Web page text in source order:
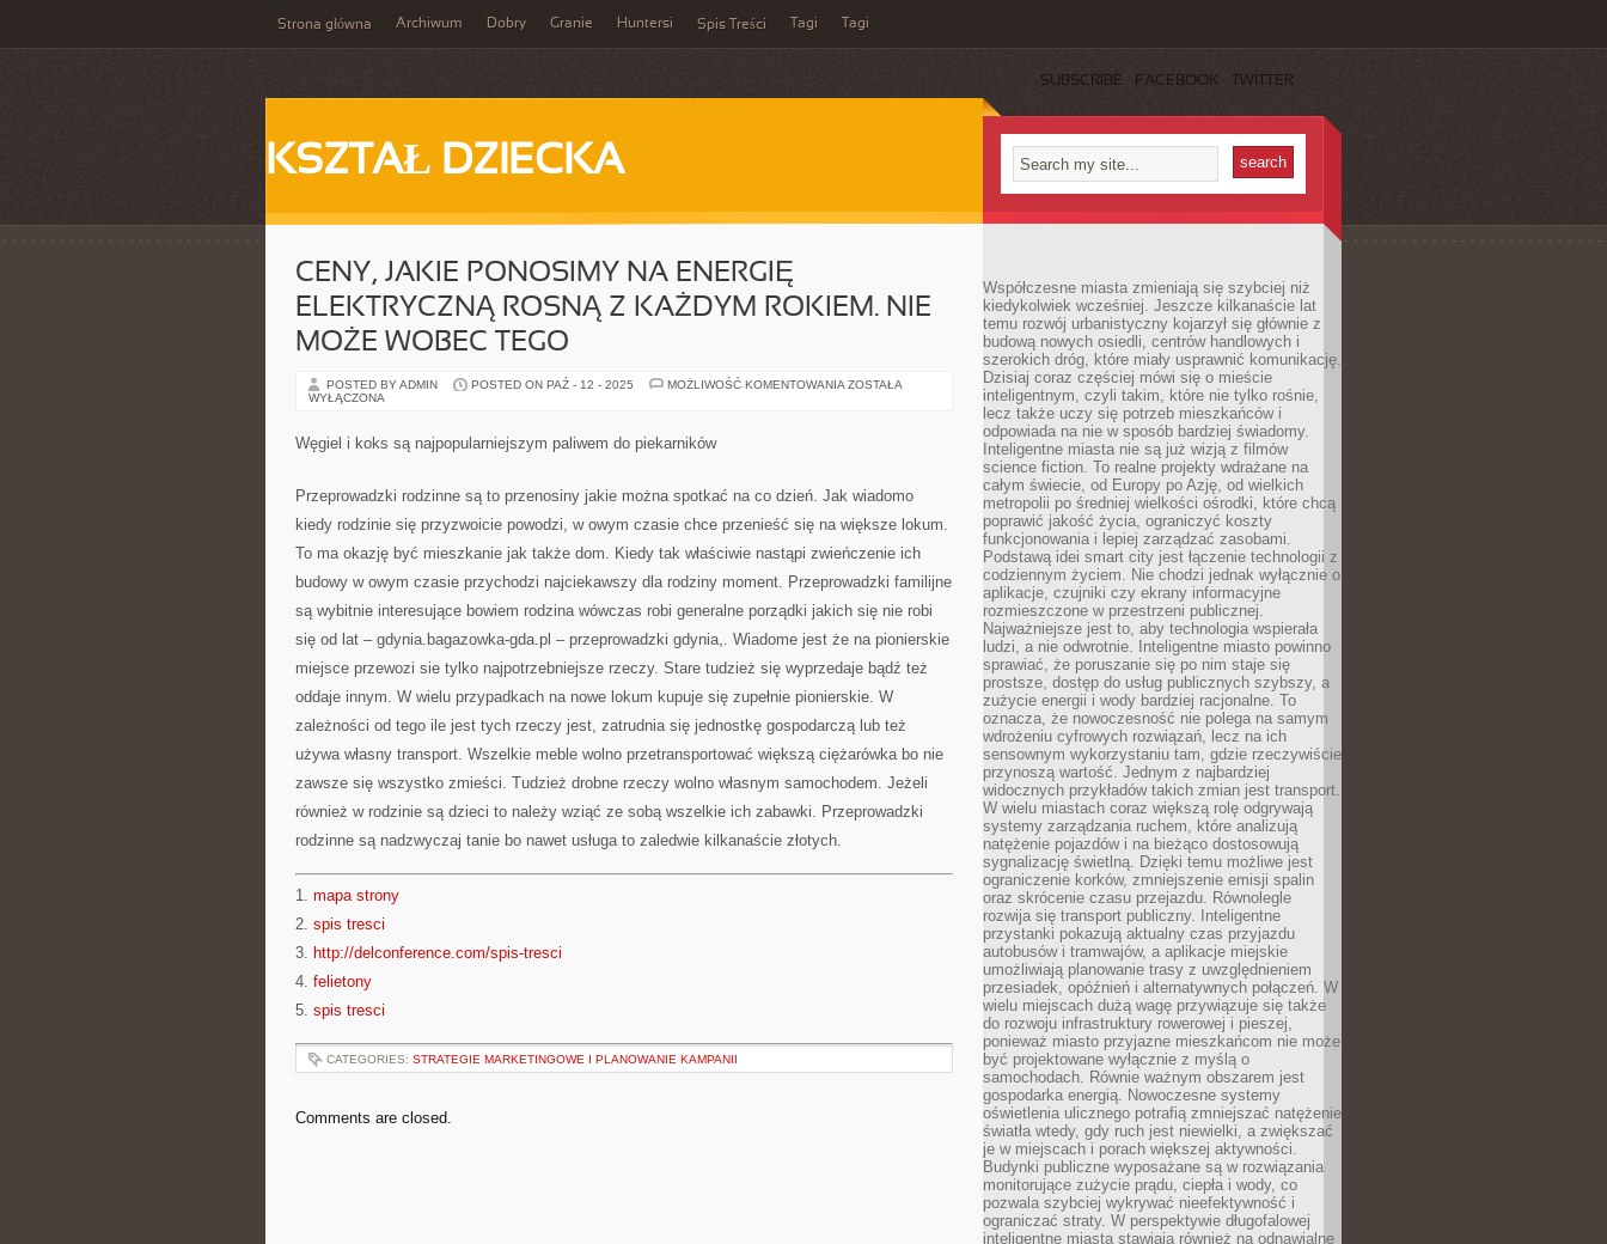
Strona główna Archiwum Dobry Granie Huntersi Spis Treści Tagi Tagi
SUBSCRIBE FACEBOOK TWITTER
KSZTAŁ DZIECKA
CENY, JAKIE PONOSIMY NA ENERGIĘ
ELEKTRYCZNĄ ROSNĄ Z KAŻDYM ROKIEM. NIE
MOŻE WOBEC TEGO
POSTED BY ADMIN POSTED ON PAŹ - 12 - 2025 MOŻLIWOŚĆ KOMENTOWANIA CENY,
KAŻDYM
ROKIEM.
MOŻE
TEGO
ZOSTAŁA
WYŁĄCZONA
Węgiel i koks są najpopularniejszym paliwem do piekarników
Przeprowadzki rodzinne są to przenosiny jakie można spotkać na co dzień. Jak wiadomo
kiedy rodzinie się przyzwoicie powodzi, w owym czasie chce przenieść się na większe lokum.
To ma okazję być mieszkanie jak także dom. Kiedy tak właściwie nastąpi zwieńczenie ich
budowy w owym czasie przychodzi najciekawszy dla rodziny moment. Przeprowadzki familijne
są wybitnie interesujące bowiem rodzina wówczas robi generalne porządki jakich się nie robi
się od lat – gdynia.bagazowka-gda.pl – przeprowadzki gdynia,. Wiadome jest że na pionierskie
miejsce przewozi sie tylko najpotrzebniejsze rzeczy. Stare tudzież się wyprzedaje bądź też
oddaje innym. W wielu przypadkach na nowe lokum kupuje się zupełnie pionierskie. W
zależności od tego ile jest tych rzeczy jest, zatrudnia się jednostkę gospodarczą lub też
używa własny transport. Wszelkie meble wolno przetransportować większą ciężarówka bo nie
zawsze się wszystko zmieści. Tudzież drobne rzeczy wolno własnym samochodem. Jeżeli
również w rodzinie są dzieci to należy wziąć ze sobą wszelkie ich zabawki. Przeprowadzki
rodzinne są nadzwyczaj tanie bo nawet usługa to zaledwie kilkanaście złotych.
1. mapa strony
2. spis tresci
3. http://delconference.com/spis-tresci
4. felietony
5. spis tresci
CATEGORIES: STRATEGIE MARKETINGOWE I PLANOWANIE KAMPANII
Comments are closed.
Współczesne miasta zmieniają się szybciej niż
kiedykolwiek wcześniej. Jeszcze kilkanaście lat
temu rozwój urbanistyczny kojarzył się głównie z
budową nowych osiedli, centrów handlowych i
szerokich dróg, które miały usprawnić komunikację.
Dzisiaj coraz częściej mówi się o mieście
inteligentnym, czyli takim, które nie tylko rośnie,
lecz także uczy się potrzeb mieszkańców i
odpowiada na nie w sposób bardziej świadomy.
Inteligentne miasta nie są już wizją z filmów
science fiction. To realne projekty wdrażane na
całym świecie, od Europy po Azję, od wielkich
metropolii po średniej wielkości ośrodki, które chcą
poprawić jakość życia, ograniczyć koszty
funkcjonowania i lepiej zarządzać zasobami.
Podstawą idei smart city jest łączenie technologii z
codziennym życiem. Nie chodzi jednak wyłącznie o
aplikacje, czujniki czy ekrany informacyjne
rozmieszczone w przestrzeni publicznej.
Najważniejsze jest to, aby technologia wspierała
ludzi, a nie odwrotnie. Inteligentne miasto powinno
sprawiać, że poruszanie się po nim staje się
prostsze, dostęp do usług publicznych szybszy, a
zużycie energii i wody bardziej racjonalne. To
oznacza, że nowoczesność nie polega na samym
wdrożeniu cyfrowych rozwiązań, lecz na ich
sensownym wykorzystaniu tam, gdzie rzeczywiście
przynoszą wartość. Jednym z najbardziej
widocznych przykładów takich zmian jest transport.
W wielu miastach coraz większą rolę odgrywają
systemy zarządzania ruchem, które analizują
natężenie pojazdów i na bieżąco dostosowują
sygnalizację świetlną. Dzięki temu możliwe jest
ograniczenie korków, zmniejszenie emisji spalin
oraz skrócenie czasu przejazdu. Równolegle
rozwija się transport publiczny. Inteligentne
przystanki pokazują aktualny czas przyjazdu
autobusów i tramwajów, a aplikacje miejskie
umożliwiają planowanie trasy z uwzględnieniem
przesiadek, opóźnień i alternatywnych połączeń. W
wielu miejscach dużą wagę przywiązuje się także
do rozwoju infrastruktury rowerowej i pieszej,
ponieważ miasto przyjazne mieszkańcom nie może
być projektowane wyłącznie z myślą o
samochodach. Równie ważnym obszarem jest
gospodarka energią. Nowoczesne systemy
oświetlenia ulicznego potrafią zmniejszać natężenie
światła wtedy, gdy ruch jest niewielki, a zwiększać
je w miejscach i porach większej aktywności.
Budynki publiczne wyposażane są w rozwiązania
monitorujące zużycie prądu, ciepła i wody, co
pozwala szybciej wykrywać nieefektywność i
ograniczać straty. W perspektywie długofalowej
inteligentne miasta stawiają również na odnawialne